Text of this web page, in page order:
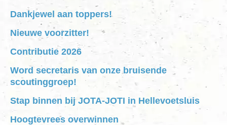
Dankjewel aan toppers!
Nieuwe voorzitter!
Contributie 2026
Word secretaris van onze bruisende
scoutinggroep!
Stap binnen bij JOTA-JOTI in Hellevoetsluis
Hoogtevrees overwinnen